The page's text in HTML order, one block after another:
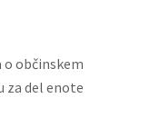
o občinskem
za del enote